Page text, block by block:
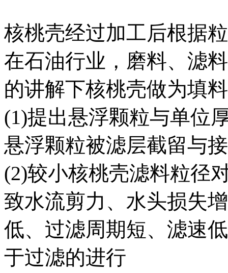
核桃壳经过加工后根据
在石油行业，磨料、滤
的讲解下核桃壳做为填
(1)提出悬浮颗粒与单位
悬浮颗粒被滤层截留与
(2)较小核桃壳滤料粒径
致水流剪力、水头损失
低、过滤周期短、滤速
于过滤的进行